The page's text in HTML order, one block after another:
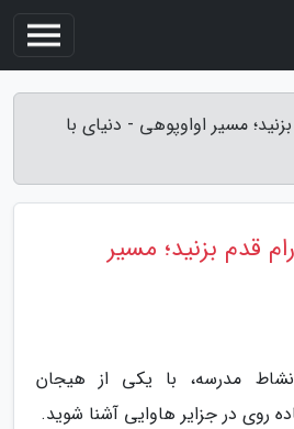
بزنید؛ مسیر اواوپوهی - دنیای با
قدم بزنید؛ مسیر
مدرسه، با یکی از هیجان
روی در جزایر هاوایی آشنا شوید.